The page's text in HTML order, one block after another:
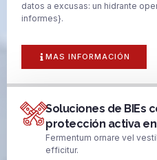
datos a excusas: un hidrante
informes}.
MAS INFORMACIÓN
Soluciones de BIEs
protección activa
Fermentum ornare vel
efficitur.